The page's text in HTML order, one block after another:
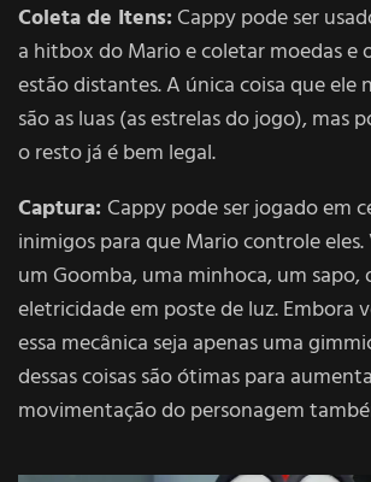
Coleta de Itens: Cappy pode ser
a hitbox do Mario e coletar moedas e
estão distantes. A única coisa que ele
são as luas (as estrelas do jogo), mas
o resto já é bem legal.
Captura: Cappy pode ser jogado em
inimigos para que Mario controle
um Goomba, uma minhoca, um sapo,
eletricidade em poste de luz. Embora
essa mecânica seja apenas uma
dessas coisas são ótimas para
movimentação do personagem